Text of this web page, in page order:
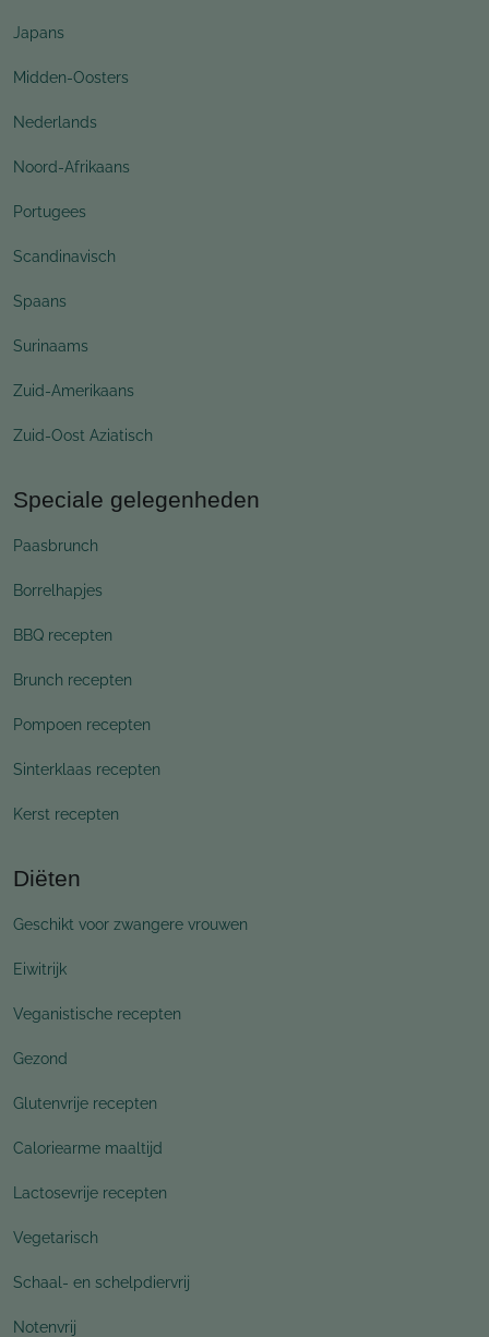
Japans
Midden-Oosters
Nederlands
Noord-Afrikaans
Portugees
Scandinavisch
Spaans
Surinaams
Zuid-Amerikaans
Zuid-Oost Aziatisch
Speciale gelegenheden
Paasbrunch
Borrelhapjes
BBQ recepten
Brunch recepten
Pompoen recepten
Sinterklaas recepten
Kerst recepten
Diëten
Geschikt voor zwangere vrouwen
Eiwitrijk
Veganistische recepten
Gezond
Glutenvrije recepten
Caloriearme maaltijd
Lactosevrije recepten
Vegetarisch
Schaal- en schelpdiervrij
Notenvrij